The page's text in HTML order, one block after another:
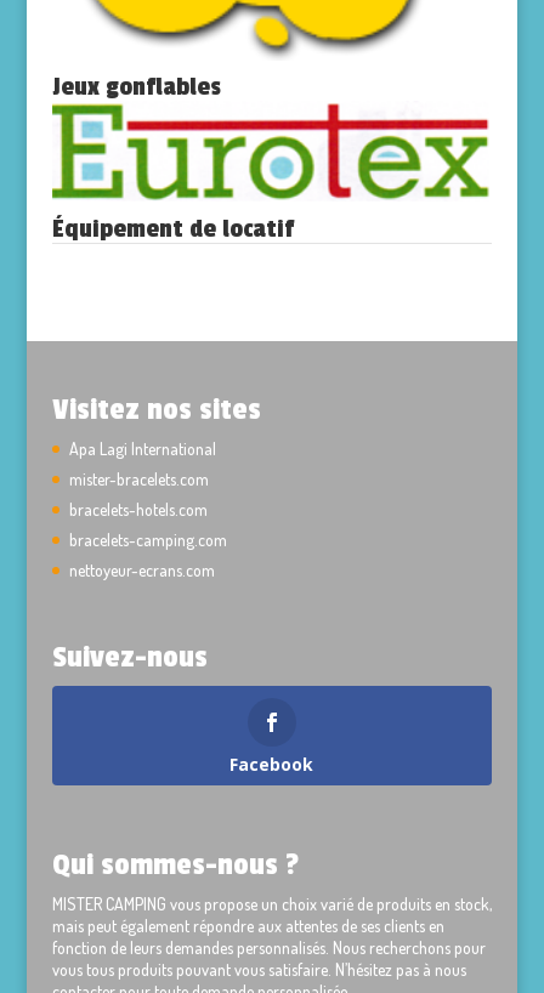
Jeux gonflables
Équipement de locatif
Visitez nos sites
Apa Lagi International
mister-bracelets.com
bracelets-hotels.com
bracelets-camping.com
nettoyeur-ecrans.com
Suivez-nous
Facebook
Qui sommes-nous ?
MISTER CAMPING vous propose un choix varié de produits en stock,
mais peut également répondre aux attentes de ses clients en
fonction de leurs demandes personnalisés. Nous recherchons pour
vous tous produits pouvant vous satisfaire. N’hésitez pas à nous